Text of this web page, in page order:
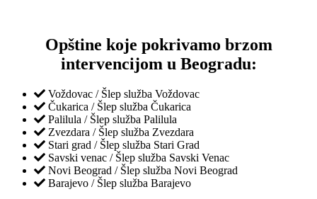
Opštine koje pokrivamo brzom
intervencijom u Beogradu:
Voždovac / Šlep služba Voždovac
Čukarica / Šlep služba Čukarica
Palilula / Šlep služba Palilula
Zvezdara / Šlep služba Zvezdara
Stari grad / Šlep služba Stari Grad
Savski venac / Šlep služba Savski Venac
Novi Beograd / Šlep služba Novi Beograd
Barajevo / Šlep služba Barajevo